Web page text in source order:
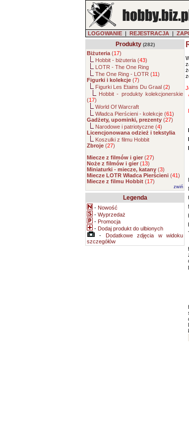
LOGOWANIE | REJESTRACJA |
Produkty (282)
Biżuteria (17)
Hobbit - biżuteria (43)
LOTR - The One Ring
The One Ring - LOTR (11)
Figurki i kolekcje (7)
Figurki Les Etains Du Graal (2)
Hobbit - produkty kolekcjonerskie
(17)
World Of Warcraft
Władca Pierścieni - kolekcje (61)
Gadżety, upominki, prezenty (27)
Narodowe i patriotyczne (4)
Licencjonowana odzież i tekstylia
Koszulki z filmu Hobbit
Zbroje (27)
Miecze z filmów i gier (27)
Noże z filmów i gier (13)
Miniaturki - miecze, katany (3)
Miecze LOTR Władca Pierścieni (41)
Miecze z filmu Hobbit (17)
zwiń
Legenda
- Nowość
- Wyprzedaż
- Promocja
- Dodaj produkt do ulbionych
- Dodatkowe zdjęcia w widoku
szczegółów